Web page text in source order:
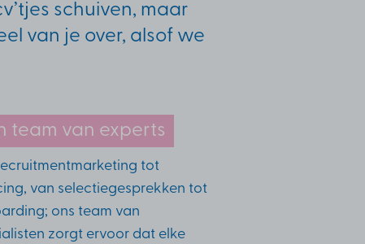
schuiven, maar
van je over, alsof we
team van experts
tot
van selectiegesprekken tot
ons team van
zorgt ervoor dat elke